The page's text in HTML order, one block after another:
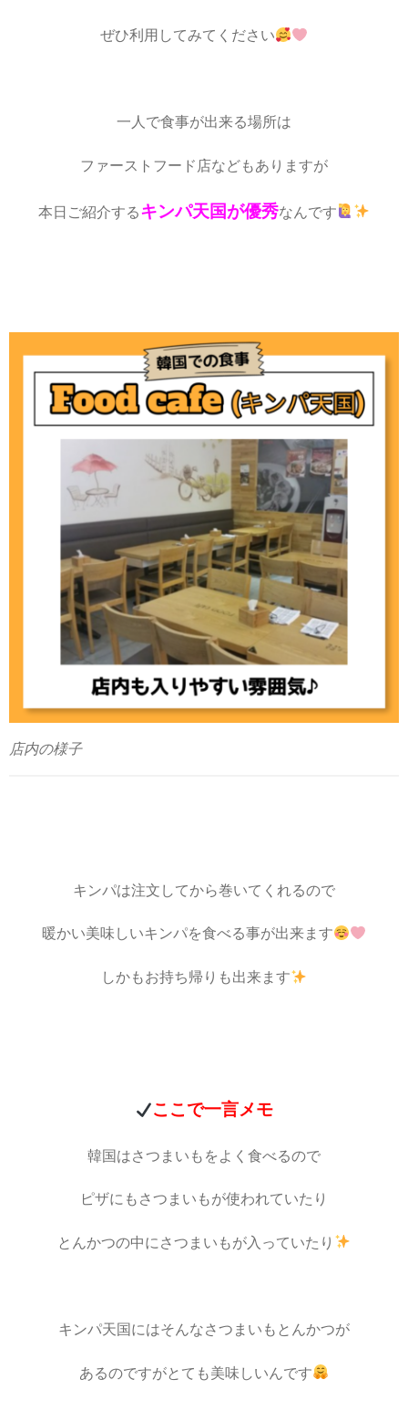
ぜひ利用してみてください
一人で食事が出来る場所は
ファーストフード店などもありますが
本日ご紹介するキンパ天国が優秀なんです
店内の様子
キンパは注文してから巻いてくれるので
暖かい美味しいキンパを食べる事が出来ます
しかもお持ち帰りも出来ます
ここで一言メモ
韓国はさつまいもをよく食べるので
ピザにもさつまいもが使われていたり
とんかつの中にさつまいもが入っていたり
キンパ天国にはそんなさつまいもとんかつが
あるのですがとても美味しいんです